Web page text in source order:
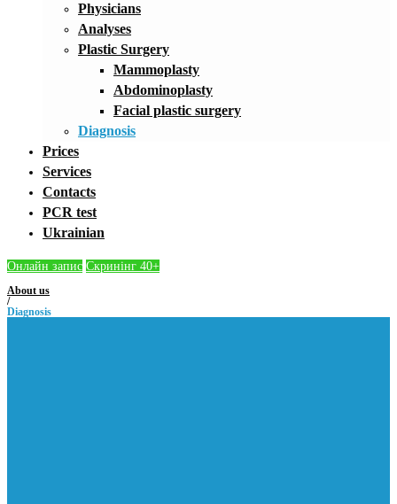
Physicians
Analyses
Plastic Surgery
Mammoplasty
Abdominoplasty
Facial plastic surgery
Diagnosis
Prices
Services
Contacts
PCR test
Ukrainian
Онлайн запис Скринінг 40+
About us
/
Diagnosis